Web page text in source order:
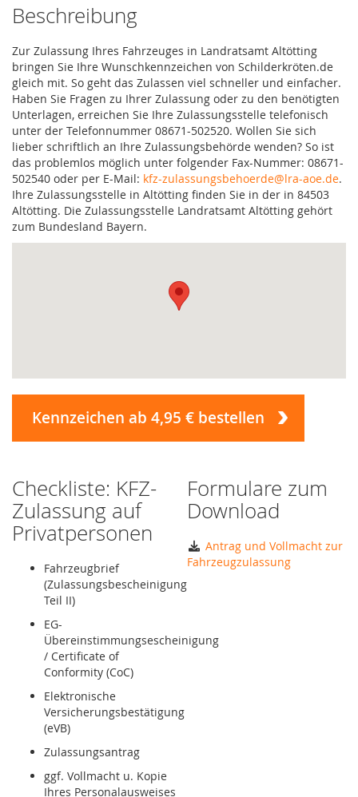
Beschreibung
Zur Zulassung Ihres Fahrzeuges in Landratsamt Altötting
bringen Sie Ihre Wunschkennzeichen von Schilderkröten.de
gleich mit. So geht das Zulassen viel schneller und einfacher.
Haben Sie Fragen zu Ihrer Zulassung oder zu den benötigten
Unterlagen, erreichen Sie Ihre Zulassungsstelle telefonisch
unter der Telefonnummer 08671-502520. Wollen Sie sich
lieber schriftlich an Ihre Zulassungsbehörde wenden? So ist
das problemlos möglich unter folgender Fax-Nummer: 08671-
502540 oder per E-Mail: kfz-zulassungsbehoerde@lra-aoe.de.
Ihre Zulassungsstelle in Altötting finden Sie in der in 84503
Altötting. Die Zulassungsstelle Landratsamt Altötting gehört
zum Bundesland Bayern.
Kennzeichen ab 4,95 € bestellen
Checkliste: KFZ-
Zulassung auf
Privatpersonen
Fahrzeugbrief
(Zulassungsbescheinigung
Teil II)
EG-
Übereinstimmungsescheinigung
/ Certificate of
Conformity (CoC)
Elektronische
Versicherungsbestätigung
(eVB)
Zulassungsantrag
ggf. Vollmacht u. Kopie
Ihres Personalausweises
Formulare zum
Download
Antrag und Vollmacht zur
Fahrzeugzulassung